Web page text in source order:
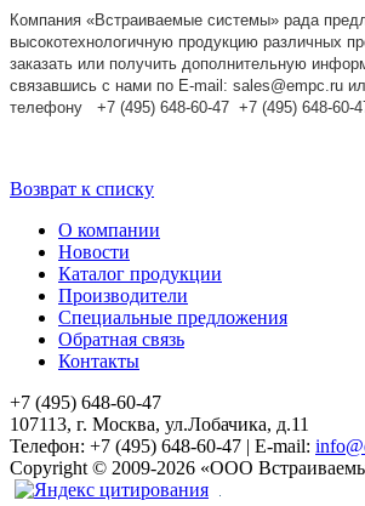
Компания «Встраиваемые системы» рада
высокотехнологичную продукцию различных
заказать или получить дополнительную
связавшись с нами по E-mail: sales@empc.ru
телефону
+7 (495) 648-60-47 +7 (495) 648-60-
Возврат к списку
О компании
Новости
Каталог продукции
Производители
Специальные предложения
Обратная связь
Контакты
+7 (495) 648-60-47
107113, г. Москва, ул.Лобачика, д.11
Телефон: +7 (495) 648-60-47 | E-mail:
Copyright © 2009-2026 «ООО